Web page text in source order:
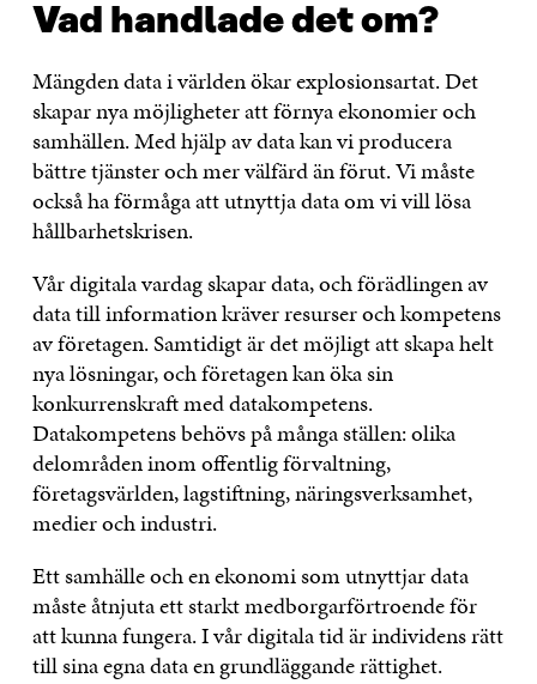
Vad handlade det om?
Mängden data i världen ökar explosionsartat. Det
skapar nya möjligheter att förnya ekonomier och
samhällen. Med hjälp av data kan vi producera
bättre tjänster och mer välfärd än förut. Vi måste
också ha förmåga att utnyttja data om vi vill lösa
hållbarhetskrisen.
Vår digitala vardag skapar data, och förädlingen av
data till information kräver resurser och kompetens
av företagen. Samtidigt är det möjligt att skapa helt
nya lösningar, och företagen kan öka sin
konkurrenskraft med datakompetens.
Datakompetens behövs på många ställen: olika
delområden inom offentlig förvaltning,
företagsvärlden, lagstiftning, näringsverksamhet,
medier och industri.
Ett samhälle och en ekonomi som utnyttjar data
måste åtnjuta ett starkt medborgarförtroende för
att kunna fungera. I vår digitala tid är individens rätt
till sina egna data en grundläggande rättighet.